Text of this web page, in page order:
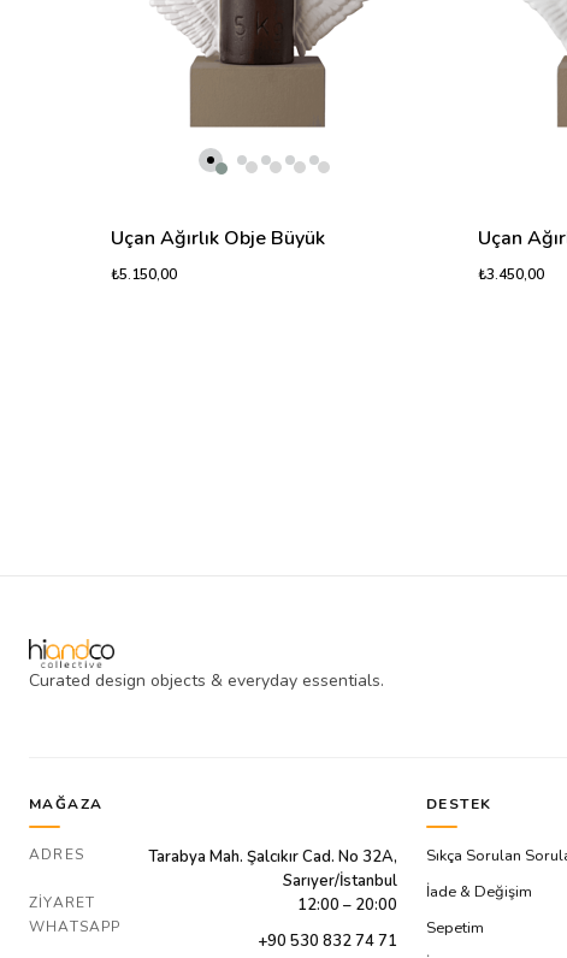
Uçan Ağırlık Obje Büyük
₺5.150,00
Uçan
₺3.450,00
Curated design objects & everyday essentials.
MAĞAZA
ADRES
Tarabya Mah. Şalcıkır Cad. No 32A,
Sarıyer/İstanbul
ZIYARET 12:00 – 20:00
WHATSAPP
+90 530 832 74 71
DESTEK
Sıkça Sorulan
İade & Değişim
Sepetim